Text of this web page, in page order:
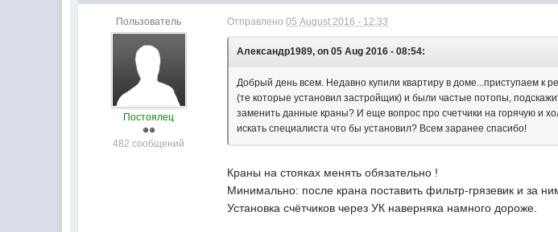
Пользователь
Постоялец
482 сообщений
Отправлено05 August 2016 - 12:33
Александр1989, on 05 Aug 2016 - 08:54:
Добрый день всем. Недавно купили квартиру в доме...приступаем к
(те которые установил застройщик) и были частые потопы,
заменить данные краны? И еще вопрос про счетчики на горячую и
искать специалиста что бы установил? Всем заранее спасибо!
Краны на стояках менять обязательно !
Минимально: после крана поставить фильтр-грязевик и
Установка счётчиков через УК наверняка намного дороже.